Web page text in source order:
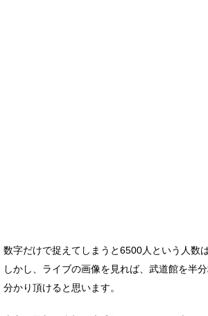
数字だけで捉えてしまうと6500人という人数
しかし、ライブの画像を見れば、武道館を半
分かり頂けると思います。